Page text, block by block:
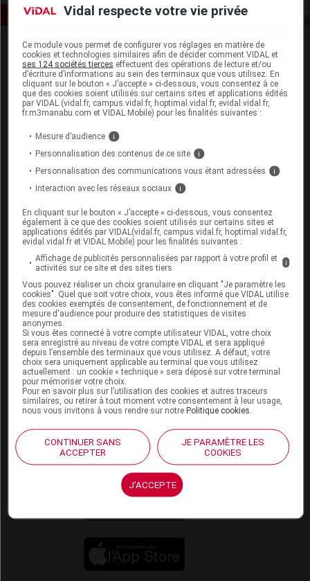
Espace produit
Boutique
VIDAL Expert
VIDAL Hoptimal
eVIDAL
VIDAL widget
VIDAL Sécurisation
VIDAL e-Services
Espace institutionnel
Qui sommes-nous ?
VIDAL France
Carrières
Charte éthique et
déontologique
Service client
Contact
Aide
Éditeurs de logiciel
VIDAL sur votre site
Vidal Mobile
Vidal respecte votre vie privée
Ce module vous permet de configurer vos réglages en matière de
cookies et technologies similaires afin de décider comment VIDAL et
ses 124 sociétés tierces effectuent des opérations de lecture et/ou
d’écriture d’informations au sein des terminaux que vous utilisez. En
cliquant sur le bouton « J’accepte » ci-dessous, vous consentez à ce
que des cookies soient utilisés sur certains sites et applications édités
par VIDAL (vidal.fr, campus.vidal.fr, hoptimal.vidal.fr, evidal.vidal.fr,
fr.m3manabu.com et VIDAL Mobile) pour les finalités suivantes :
Mesure d’audience i
Personnalisation des contenus de ce site i
Personnalisation des communications vous étant adressées i
Interaction avec les réseaux sociaux i
En cliquant sur le bouton « J’accepte » ci-dessous, vous consentez
également à ce que des cookies soient utilisés sur certains sites et
applications édités par VIDAL(vidal.fr, campus.vidal.fr, hoptimal.vidal.fr,
evidal.vidal.fr et VIDAL Mobile) pour les finalités suivantes :
Affichage de publicités personnalisées par rapport à votre profil et
activités sur ce site et des sites tiers
i
Vous pouvez réaliser un choix granulaire en cliquant "Je paramètre les
cookies". Quel que soit votre choix, vous êtes informé que VIDAL utilise
des cookies exemptés de consentement, de fonctionnement et de
mesure d'audience pour produire des statistiques de visites
anonymes.
Si vous êtes connecté à votre compte utilisateur VIDAL, votre choix
sera enregistré au niveau de votre compte VIDAL et sera appliqué
depuis l’ensemble des terminaux que vous utilisez. A défaut, votre
choix sera uniquement applicable au terminal que vous utilisez
actuellement : un cookie « technique » sera déposé sur votre terminal
pour mémoriser votre choix.
Pour en savoir plus sur l’utilisation des cookies et autres traceurs
similaires, ou retirer à tout moment votre consentement à leur usage,
nous vous invitons à vous rendre sur notrePolitique cookies
CONTINUER SANS
ACCEPTER
JE PARAMÈTRE LES
COOKIES
J'ACCEPTE